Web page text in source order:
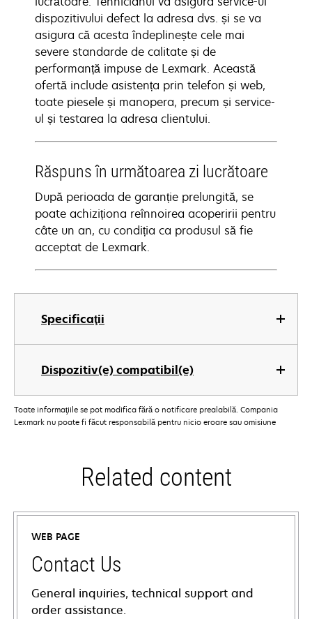
Specificaţii
Dispozitiv(e) compatibil(e)
dispozitivului defect la adresa dvs. și se va
asigura că acesta îndeplinește cele mai
severe standarde de calitate și de
performanță impuse de Lexmark. Această
ofertă include asistența prin telefon și web,
toate piesele și manopera, precum și service-
ul și testarea la adresa clientului.
Răspuns în următoarea zi lucrătoare
După perioada de garanție prelungită, se
poate achiziționa reînnoirea acoperirii pentru
câte un an, cu condiția ca produsul să fie
acceptat de Lexmark.
Toate informaţiile se pot modifica fără o notificare prealabilă. Compania
Lexmark nu poate fi făcut responsabilă pentru nicio eroare sau omisiune
Related content
WEB PAGE
Contact Us
General inquiries, technical support and
order assistance.